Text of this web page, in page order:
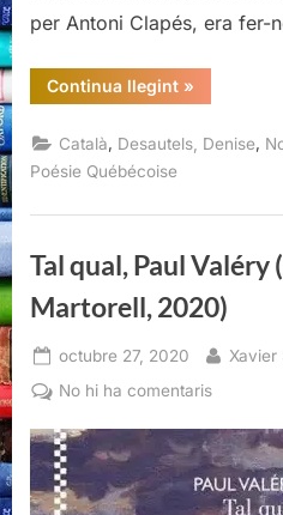
per Antoni Clapés, era fer-
Continua llegint“D’on
sorgeix
vegades
un
Desautels,
Edicions,
Barcelona,
»
Català Desautels, Denise
Poésie Québécoise
Tal qual, Paul Valéry
Martorell, 2020)
Posted
on
octubre 27, 2020 By
Xavier
No hi ha comentarisa
qual,
Paul
Valéry